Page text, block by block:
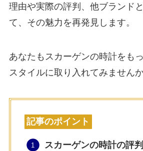
理由や実際の評判、他ブランド
て、その魅力を再発見します。
あなたもスカーゲンの時計をも
スタイルに取り入れてみません
記事のポイント
スカーゲンの時計の評判